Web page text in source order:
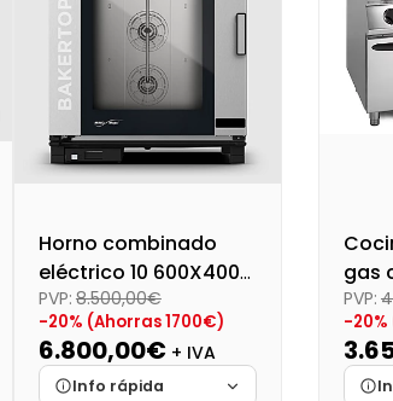
Horno combinado
eléctrico 10 600X400
One
PVP: 8.500,00€
-20% (Ahorras 1700€)
6.800,00€ + IVA
Info rápida
gas
PVP:
-20%